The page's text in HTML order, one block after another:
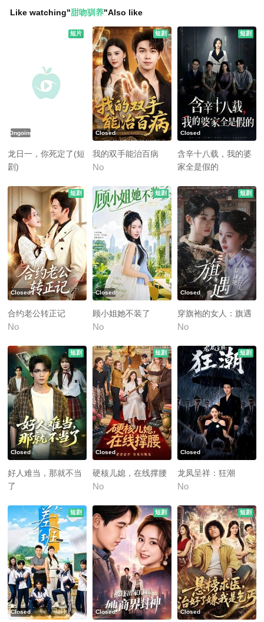
Like watching"甜吻驯养"Also like
短片
Ongoing
龙日一，你死定了(短
剧)
短剧
Closed
我的双手能治百病
No
短剧
Closed
含辛十八载，我的婆
家全是假的
短剧
Closed
合约老公转正记
No
短剧
Closed
顾小姐她不装了
No
短剧
Closed
穿旗袍的女人：旗遇
No
短剧
Closed
好人难当，那就不当
了
短剧
Closed
硬核儿媳，在线撑腰
No
短剧
Closed
龙凤呈祥：狂潮
No
短剧
Closed
短剧
Closed
短剧
Closed